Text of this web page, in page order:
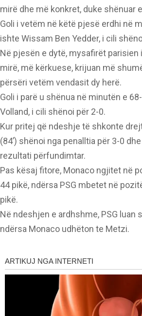
mirë dhe më konkret, duke shënuar
Goli i vetëm në këtë pjesë erdhi në
ishte Wissam Ben Yedder, i cili
Në pjesën e dytë, mysafirët parisien
mirë, më kërkuese, krijuan më
përsëri vetëm vendasit dy herë.
Goli i parë u shënua në minutën e
Volland, i cili shënoi për 2-0.
Kur pritej që ndeshje të shkonte
(84’) shënoi nga penalltia për 3-0
rezultati përfundimtar.
Pas kësaj fitore, Monaco ngjitet në
44 pikë, ndërsa PSG mbetet në
pikë.
Në ndeshjen e ardhshme, PSG luan
ndërsa Monaco udhëton te Metzi.